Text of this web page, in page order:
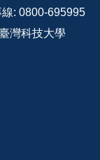
: 0800-695995
灣科技大學